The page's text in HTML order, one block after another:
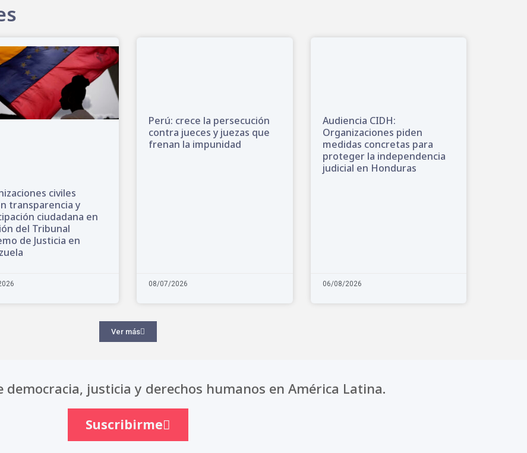
civiles
transparencia y
ciudadana en
del Tribunal
de Justicia en
Perú: crece la persecución
contra jueces y juezas que
frenan la impunidad
08/07/2026
Audiencia CIDH:
Organizaciones piden
medidas concretas para
proteger la independencia
judicial en Honduras
06/08/2026
Ver más
democracia, justicia y derechos humanos en América Latina.
Suscribirme